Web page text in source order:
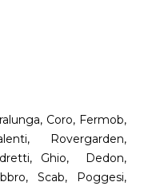
Coro, Fermob,
Rovergarden,
Ghio, Dedon,
Scab, Poggesi,